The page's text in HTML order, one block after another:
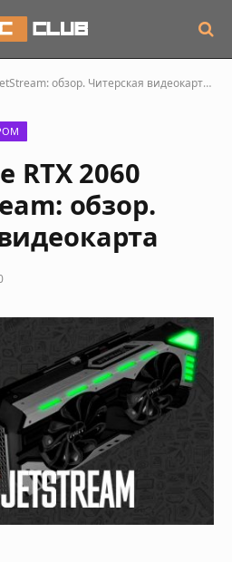
Palit GeForce RTX 2060 Super JetStream: обзор. Читерская видеокарта
RTX 2060
обзор.